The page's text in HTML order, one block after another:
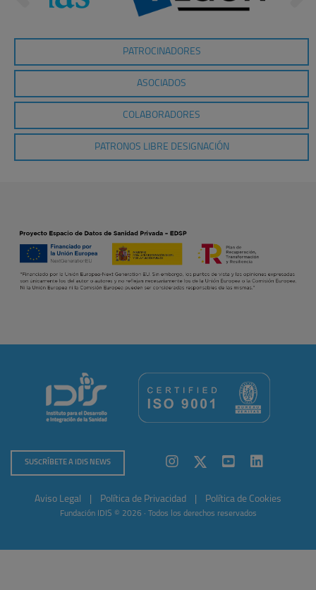
PATROCINADORES
ASOCIADOS
COLABORADORES
PATRONOS LIBRE DESIGNACIÓN
SUSCRÍBETE A IDIS NEWS
Aviso Legal Política de Privacidad Política de Cookies
Fundación IDIS © 2026 · Todos los derechos reservados